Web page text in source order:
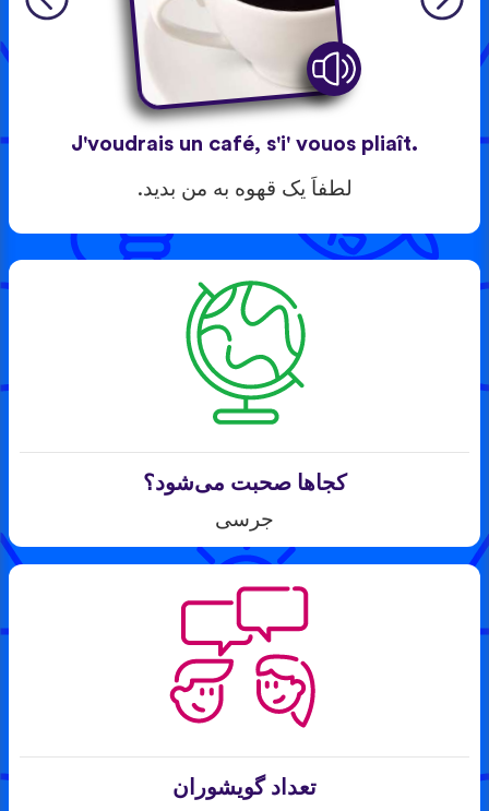
J'voudrais un café, s'i' vouos pliaît.
لطفاَ یک قهوه به من بدید.
کجاها صحبت می‌شود؟
تعداد گویشوران